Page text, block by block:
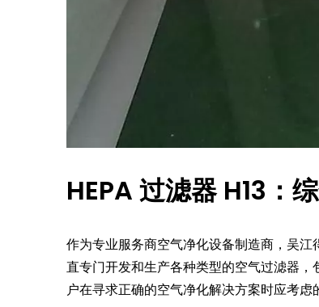
HEPA 过滤器 H13：
作为专业服务商空气净化设备制造商，吴
直专门开发和生产各种类型的空气过滤器
户在寻求正确的空气净化解决方案时应考虑